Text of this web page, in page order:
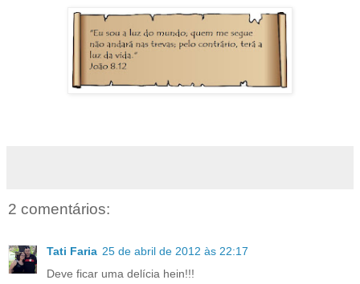
2 comentários:
Tati Faria 25 de abril de 2012 às 22:17
Deve ficar uma delícia hein!!!